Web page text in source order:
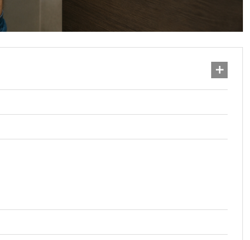
щелепного суглоба: симптоми
20.12.2025